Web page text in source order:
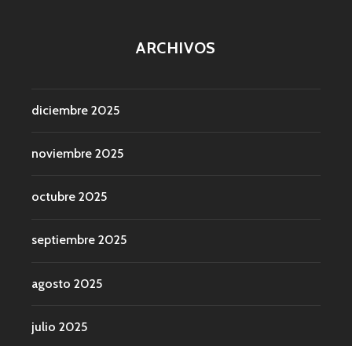
ARCHIVOS
diciembre 2025
noviembre 2025
octubre 2025
septiembre 2025
agosto 2025
julio 2025